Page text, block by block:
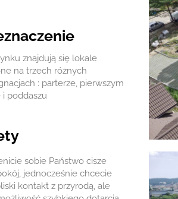
znajdują się lokale
na trzech różnych
: parterze, pierwszym
i poddaszu
sobie Państwo cisze
jednocześnie chcecie
kontakt z przyrodą, ale